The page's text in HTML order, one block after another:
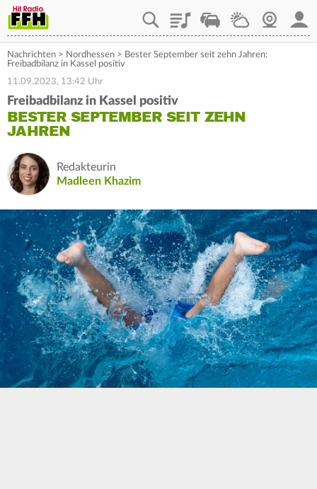
PlaylistStaupilotWetterWebcam
Nachrichten > Nordhessen > Bester September seit zehn Jahren:
Freibadbilanz in Kassel positiv
11.09.2023, 13:42 Uhr
Freibadbilanz in Kassel positiv
BESTER SEPTEMBER SEIT ZEHN
JAHREN
Redakteurin
Madleen Khazim